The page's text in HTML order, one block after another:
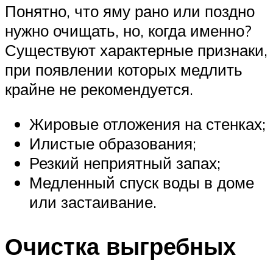
Понятно, что яму рано или поздно
нужно очищать, но, когда именно?
Существуют характерные признаки,
при появлении которых медлить
крайне не рекомендуется.
Жировые отложения на стенках;
Илистые образования;
Резкий неприятный запах;
Медленный спуск воды в доме
или застаивание.
Очистка выгребных